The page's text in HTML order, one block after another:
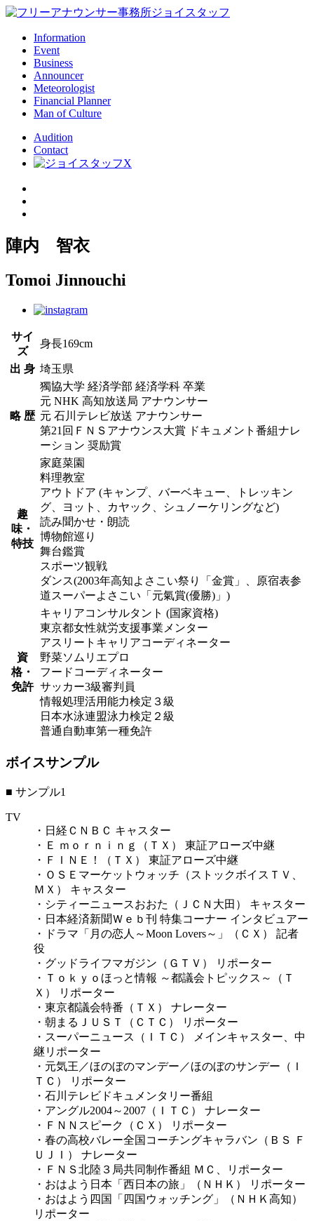
Information
Event
Business
Announcer
Meteorologist
Financial Planner
Man of Culture
Audition
Contact
陣内 智衣
Tomoi Jinnouchi
サイ
ズ
身長169cm
出 身 埼玉県
略 歴
獨協大学 経済学部 経済学科 卒業
元 NHK 高知放送局 アナウンサー
元 石川テレビ放送 アナウンサー
第21回ＦＮＳアナウンス大賞 ドキュメント番組ナレ
ーション 奨励賞
趣
味・
特技
家庭菜園
料理教室
アウトドア (キャンプ、バーベキュー、トレッキン
グ、ヨット、カヤック、シュノーケリングなど)
読み聞かせ・朗読
博物館巡り
舞台鑑賞
スポーツ観戦
ダンス(2003年高知よさこい祭り「金賞」、原宿表参
道スーパーよさこい「元氣賞(優勝)」)
資
格・
免許
キャリアコンサルタント (国家資格)
東京都女性就労支援事業メンター
アスリートキャリアコーディネーター
野菜ソムリエプロ
フードコーディネーター
サッカー3級審判員
情報処理活用能力検定３級
日本水泳連盟泳力検定２級
普通自動車第一種免許
ボイスサンプル
■ サンプル1
TV
・日経ＣＮＢＣ キャスター
・Ｅ ｍｏｒｎｉｎｇ（ＴＸ） 東証アローズ中継
・ＦＩＮＥ！（ＴＸ） 東証アローズ中継
・ＯＳＥマーケットウォッチ（ストックボイスＴＶ、
ＭＸ） キャスター
・シティーニュースおおた（ＪＣＮ大田） キャスター
・日本経済新聞Ｗｅｂ刊 特集コーナー インタビュアー
・ドラマ「月の恋人～Moon Lovers～」（ＣＸ） 記者
役
・グッドライフマガジン（ＧＴＶ） リポーター
・Ｔｏｋｙｏほっと情報 ～都議会トピックス～（Ｔ
Ｘ） リポーター
・東京都議会特番（ＴＸ） ナレーター
・朝まるＪＵＳＴ（ＣＴＣ） リポーター
・スーパーニュース（ＩＴＣ） メインキャスター、中
継リポーター
・元気王／ほのぼのマンデー／ほのぼのサンデー（Ｉ
ＴＣ） リポーター
・石川テレビドキュメンタリー番組
・アングル2004～2007（ＩＴＣ） ナレーター
・ＦＮＮスピーク（ＣＸ） リポーター
・春の高校バレー全国コーチングキャラバン（ＢＳ Ｆ
ＵＪＩ） ナレーター
・ＦＮＳ北陸３局共同制作番組 ＭＣ、リポーター
・おはよう日本「西日本の旅」（ＮＨＫ） リポーター
・おはよう四国「四国ウォッチング」（ＮＨＫ高知）
リポーター